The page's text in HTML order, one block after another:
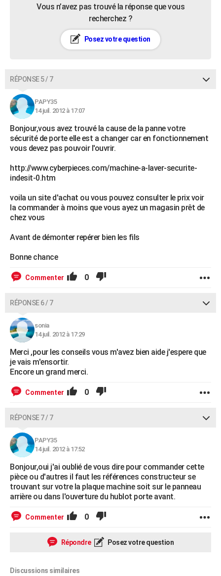
Vous n’avez pas trouvé la réponse que vous
recherchez ?
Posez votre question
RÉPONSE 5 / 7
PAPY35
14 juil. 2012 à 17:07
Bonjour,vous avez trouvé la cause de la panne votre
sécurité de porte elle est a changer car en fonctionnement
vous devez pas pouvoir l'ouvrir.
http://www.cyberpieces.com/machine-a-laver-securite-
indesit-0.htm
voila un site d'achat ou vous pouvez consulter le prix voir
la commander à moins que vous ayez un magasin prêt de
chez vous
Avant de démonter repérer bien les fils
Bonne chance
Commenter 0
RÉPONSE 6 / 7
sonia
14 juil. 2012 à 17:29
Merci ,pour les conseils vous m'avez bien aide j'espere que
je vais m'ensortir.
Encore un grand merci.
Commenter 0
RÉPONSE 7 / 7
PAPY35
14 juil. 2012 à 17:52
Bonjour,oui j'ai oublié de vous dire pour commander cette
pièce ou d'autres il faut les références constructeur se
trouvant sur votre la plaque machine soit sur le panneau
arrière ou dans l'ouverture du hublot porte avant.
Commenter 0
Répondre Posez votre question
Discussions similaires